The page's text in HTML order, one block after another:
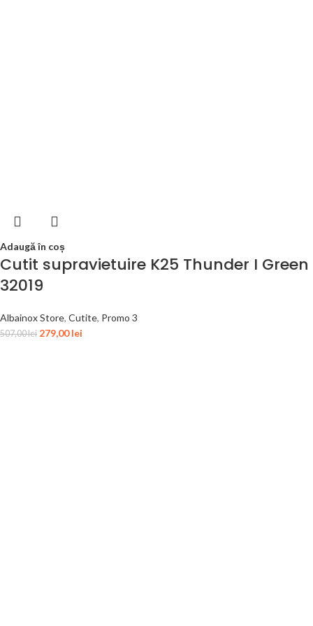
Adaugă în coș
Cutit supravietuire K25 Thunder I Green
32019
Albainox Store, Cutite, Promo 3
507,00lei 279,00lei